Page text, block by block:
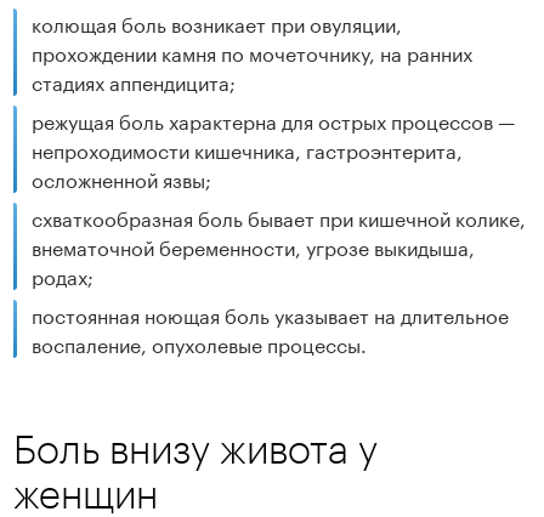
колющая боль возникает при овуляции,
прохождении камня по мочеточнику, на ранних
стадиях аппендицита;
режущая боль характерна для острых процессов —
непроходимости кишечника, гастроэнтерита,
осложненной язвы;
схваткообразная боль бывает при кишечной колике,
внематочной беременности, угрозе выкидыша,
родах;
постоянная ноющая боль указывает на длительное
воспаление, опухолевые процессы.
Боль внизу живота у
женщин